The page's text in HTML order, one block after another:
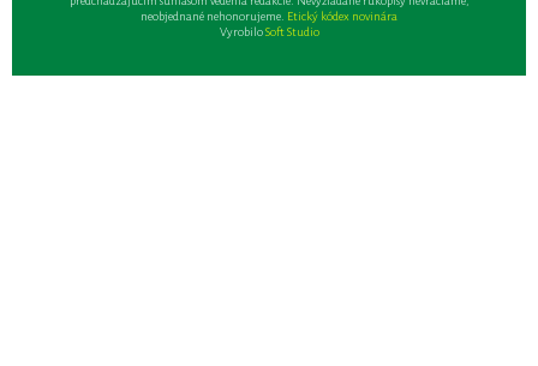
neobjednané nehonorujeme. Etický kódex novinára
VyrobiloSoft Studio